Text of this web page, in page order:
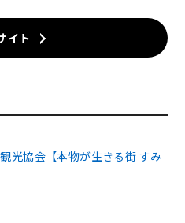
イト
光協会【本物が生きる街 すみ